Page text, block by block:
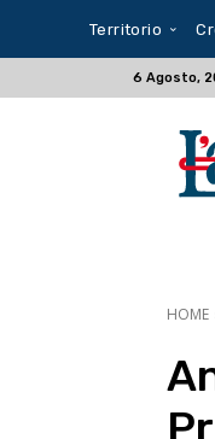
Territorio
6 Agosto,
HOME